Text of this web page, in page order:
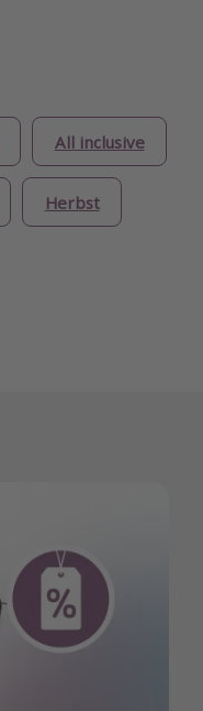
All inclusive
Herbst